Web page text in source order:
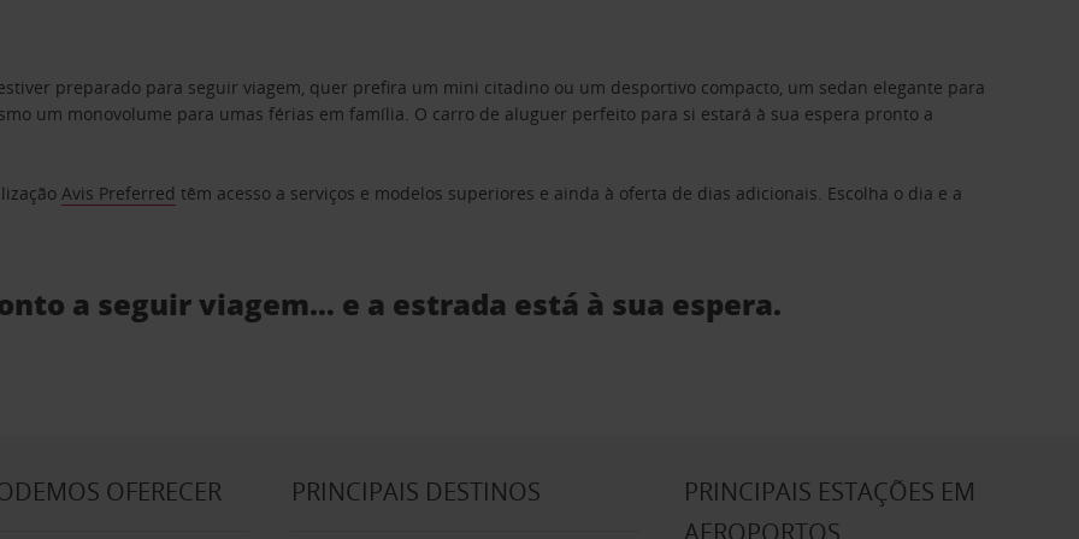
preparado para seguir viagem, quer prefira um mini citadino ou um desportivo compacto, um sedan elegante para
um monovolume para umas férias em família. O carro de aluguer perfeito para si estará à sua espera pronto a
Avis Preferred têm acesso a serviços e modelos superiores e ainda à oferta de dias adicionais. Escolha o dia e a
a seguir viagem… e a estrada está à sua espera.
OFERECER PRINCIPAIS DESTINOS
PRINCIPAIS ESTAÇÕES EM
AEROPORTOS